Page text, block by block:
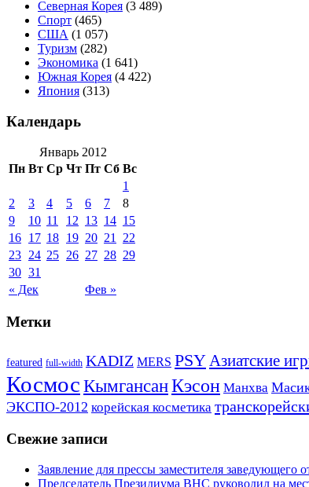
Северная Корея (3 489)
Спорт (465)
США (1 057)
Туризм (282)
Экономика (1 641)
Южная Корея (4 422)
Япония (313)
Календарь
Январь 2012
Пн Вт Ср Чт Пт Сб Вс
« Дек Фев »
1
2
3 4 5 6 7
8
9
10 11 12 13 14 15
16 17 18 19 20 21
22
23 24 25 26 27 28 29
30 31
Метки
featured full-width KADIZ MERS PSYАзиатские
Космос КымгансанКэсон Манхва
ЭКСПО-2012 корейская косметика
Свежие записи
Заявление для прессы заместителя
Председатель Президиума ВНС руководил на